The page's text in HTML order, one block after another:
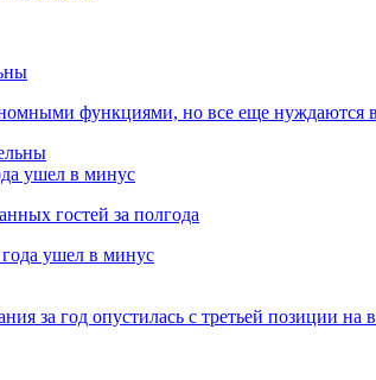
функциями, но все еще нуждаются в
ушел в минус
гостей за полгода
за год опустилась с третьей позиции на